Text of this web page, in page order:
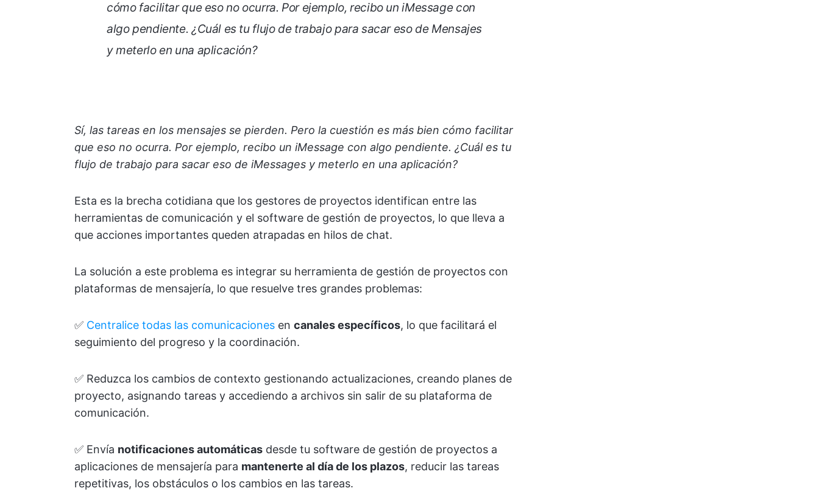
cómo facilitar que eso no ocurra. Por ejemplo, recibo un iMessage con
algo pendiente. ¿Cuál es tu flujo de trabajo para sacar eso de Mensajes
y meterlo en una aplicación?
Sí, las tareas en los mensajes se pierden. Pero la cuestión es más bien cómo facilitar
que eso no ocurra. Por ejemplo, recibo un iMessage con algo pendiente. ¿Cuál es tu
flujo de trabajo para sacar eso de iMessages y meterlo en una aplicación?
Esta es la brecha cotidiana que los gestores de proyectos identifican entre las
herramientas de comunicación y el software de gestión de proyectos, lo que lleva a
que acciones importantes queden atrapadas en hilos de chat.
La solución a este problema es integrar su herramienta de gestión de proyectos con
plataformas de mensajería, lo que resuelve tres grandes problemas:
✅ Centralice todas las comunicaciones en canales específicos, lo que facilitará el
seguimiento del progreso y la coordinación.
✅ Reduzca los cambios de contexto gestionando actualizaciones, creando planes de
proyecto, asignando tareas y accediendo a archivos sin salir de su plataforma de
comunicación.
✅ Envía notificaciones automáticas desde tu software de gestión de proyectos a
aplicaciones de mensajería para mantenerte al día de los plazos, reducir las tareas
repetitivas, los obstáculos o los cambios en las tareas.